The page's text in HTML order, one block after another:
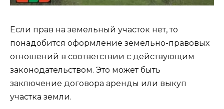
Если прав на земельный участок нет, то
понадобится оформление земельно-правовых
отношений в соответствии с действующим
законодательством. Это может быть
заключение договора аренды или выкуп
участка земли.